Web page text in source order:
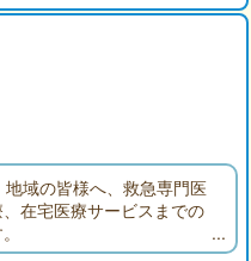
域の皆様へ、救急専門医
在宅医療サービスまでの